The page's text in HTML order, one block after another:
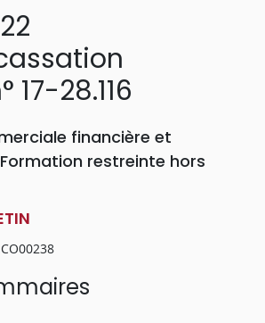
17-28.116
financière et
restreinte hors